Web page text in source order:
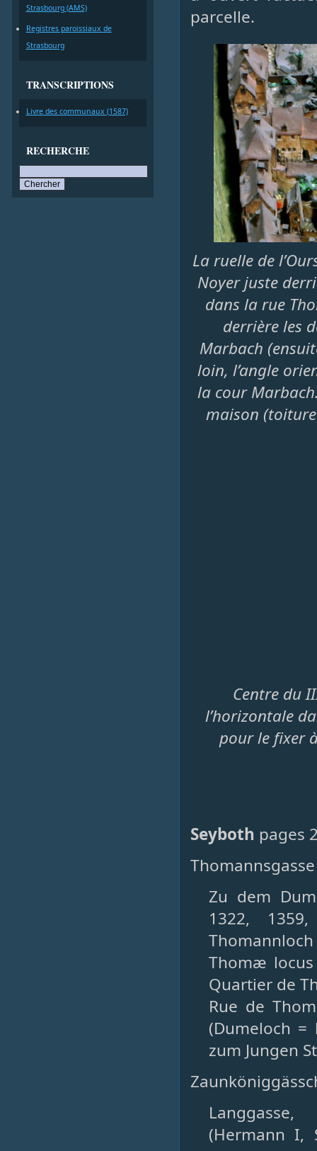
Strasbourg (AMS)
Registres paroissiaux de
Strasbourg
TRANSCRIPTIONS
Livre des communaux (1587)
RECHERCHE
parcelle.
La ruelle de
Noyer juste
dans la rue
derrière les
Marbach
loin, l’angle
la cour
maison
Centre du
l’horizontale
pour le fixer
Seyboth pages
Zu dem
1322,
Thomæ locus
Quartier de
Rue de
(Dumeloch
zum Jungen
Langgasse,
(Hermann I,